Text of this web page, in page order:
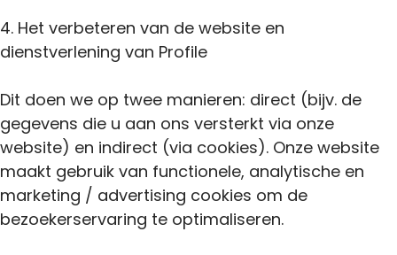
4. Het verbeteren van de website en
dienstverlening van Profile
Dit doen we op twee manieren: direct (bijv. de
gegevens die u aan ons versterkt via onze
website) en indirect (via cookies). Onze website
maakt gebruik van functionele, analytische en
marketing / advertising cookies om de
bezoekerservaring te optimaliseren.